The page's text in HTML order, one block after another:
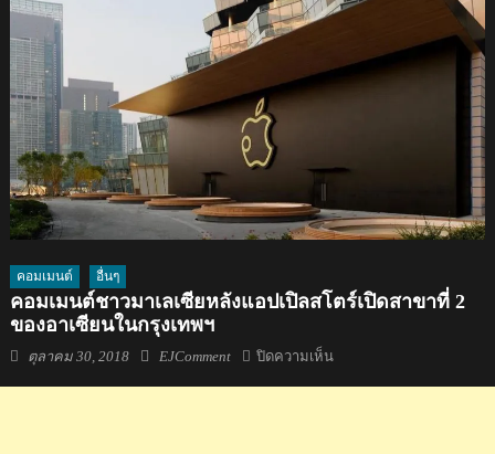
คอมเมนต์ อื่นๆ
คอมเมนต์ชาวมาเลเซียหลังแอปเปิลสโตร์เปิดสาขาที่ 2
ของอาเซียนในกรุงเทพฯ
Posted
ตุลาคม 30, 2018 Author
EJComment ปิดความเห็นบน